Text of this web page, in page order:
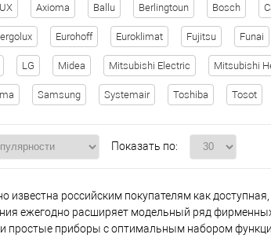
Axioma Ballu Berlingtoun Bosch
Eurohoff Euroklimat Fujitsu Funai
LG Midea Mitsubishi Electric Mitsubishi
Samsung Systemair Toshiba Tosot
Показать по:
известна российским покупателям как
ежегодно расширяет модельный ряд
простые приборы с оптимальным набором